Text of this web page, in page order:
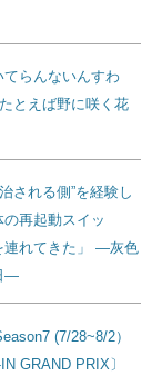
てらんないんすわ
とえば野に咲く花
される側”を経験し
再起動スイッ
連れてきた」 ―灰色
―
(7/28~8/2）
GRAND PRIX〕